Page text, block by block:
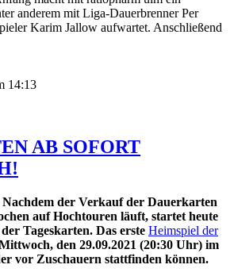
anderem mit Liga-Dauerbrenner Per
Karim Jallow aufwartet. Anschließend
14:13
AB SOFORT
Nachdem der Verkauf der Dauerkarten
auf Hochtouren läuft, startet heute
Tageskarten. Das erste Heimspiel der
den 29.09.2021 (20:30 Uhr) im
vor Zuschauern stattfinden können.